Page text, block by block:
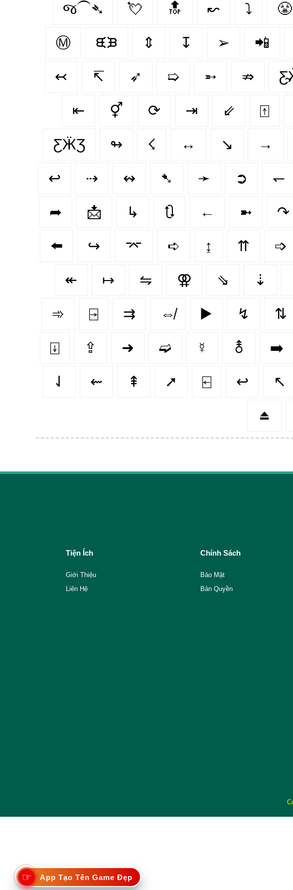
જ⁀➴ 💘 🔝 ↜ ⤵ 😤
Ⓜ ᙙᙖ ⇕ ↧ ➢ 📲
↢ ↸ ➶ ➯ ➵ ⇏
⇤ ⚥ ⟳ ⇥ ⇙ ⍐
ƸӜƷ ↬ ☇ ↔️ ↘️ →
↩ ⇢ ↭ ➷ ➛ ➲ ↽
➦ 📩 ↳ 🔃 ← ➼ ↷
⬅️ ↪️ ⌤ ➪ ↨ ⇈ ➩
↞ ↦ ⇋ ⚢ ⇘ ⇣
➾ ⍈ ⇉ ⇎ ▶️ ↯ ⇅
⍗ ⇪ ➜ ➫ ☿ ⚨ ➡️
⇃ ⇜ ⇞ ➚ ⍇ ↩️ ↖️
⏏️
Tiện Ích
Giới Thiệu
Liên Hệ
Chính Sách
Bảo Mật
Bản Quyền
☞ App Tạo Tên Game Đẹp